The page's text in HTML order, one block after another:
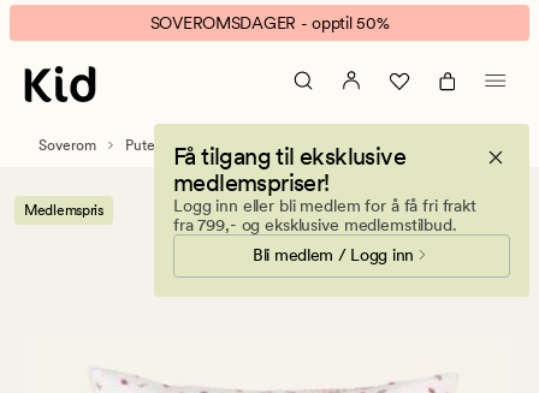
Fruit
Story
krepp
putevar
banner.
Klikk
ESCAPE
pause.
SOVEROMSDAGER - opptil 50%
Få tilgang til eksklusive
medlemspriser!
Logg inn eller bli medlem for å få fri frakt
fra 799,- og eksklusive medlemstilbud.
Bli medlem / Logg inn
Soverom Putetrekk Krepp putevar
Medlemspris